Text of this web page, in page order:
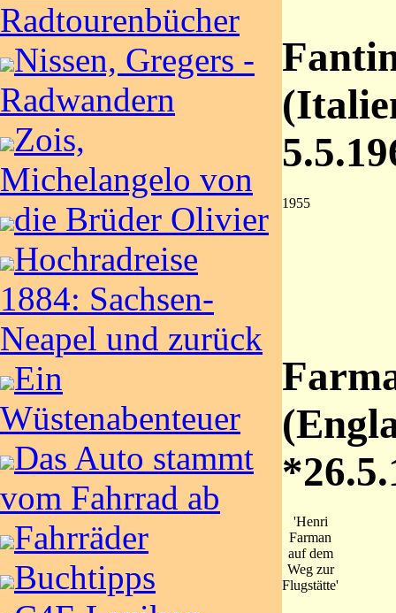
Radtourenbücher
Nissen, Gregers -
Radwandern
Zois,
Michelangelo von
die Brüder Olivier
Hochradreise
1884: Sachsen-
Neapel und zurück
Ein
Wüstenabenteuer
Das Auto stammt
vom Fahrrad ab
Fahrräder
Buchtipps
1955
'Henri
Farman
auf dem
Weg zur
Flugstätte'